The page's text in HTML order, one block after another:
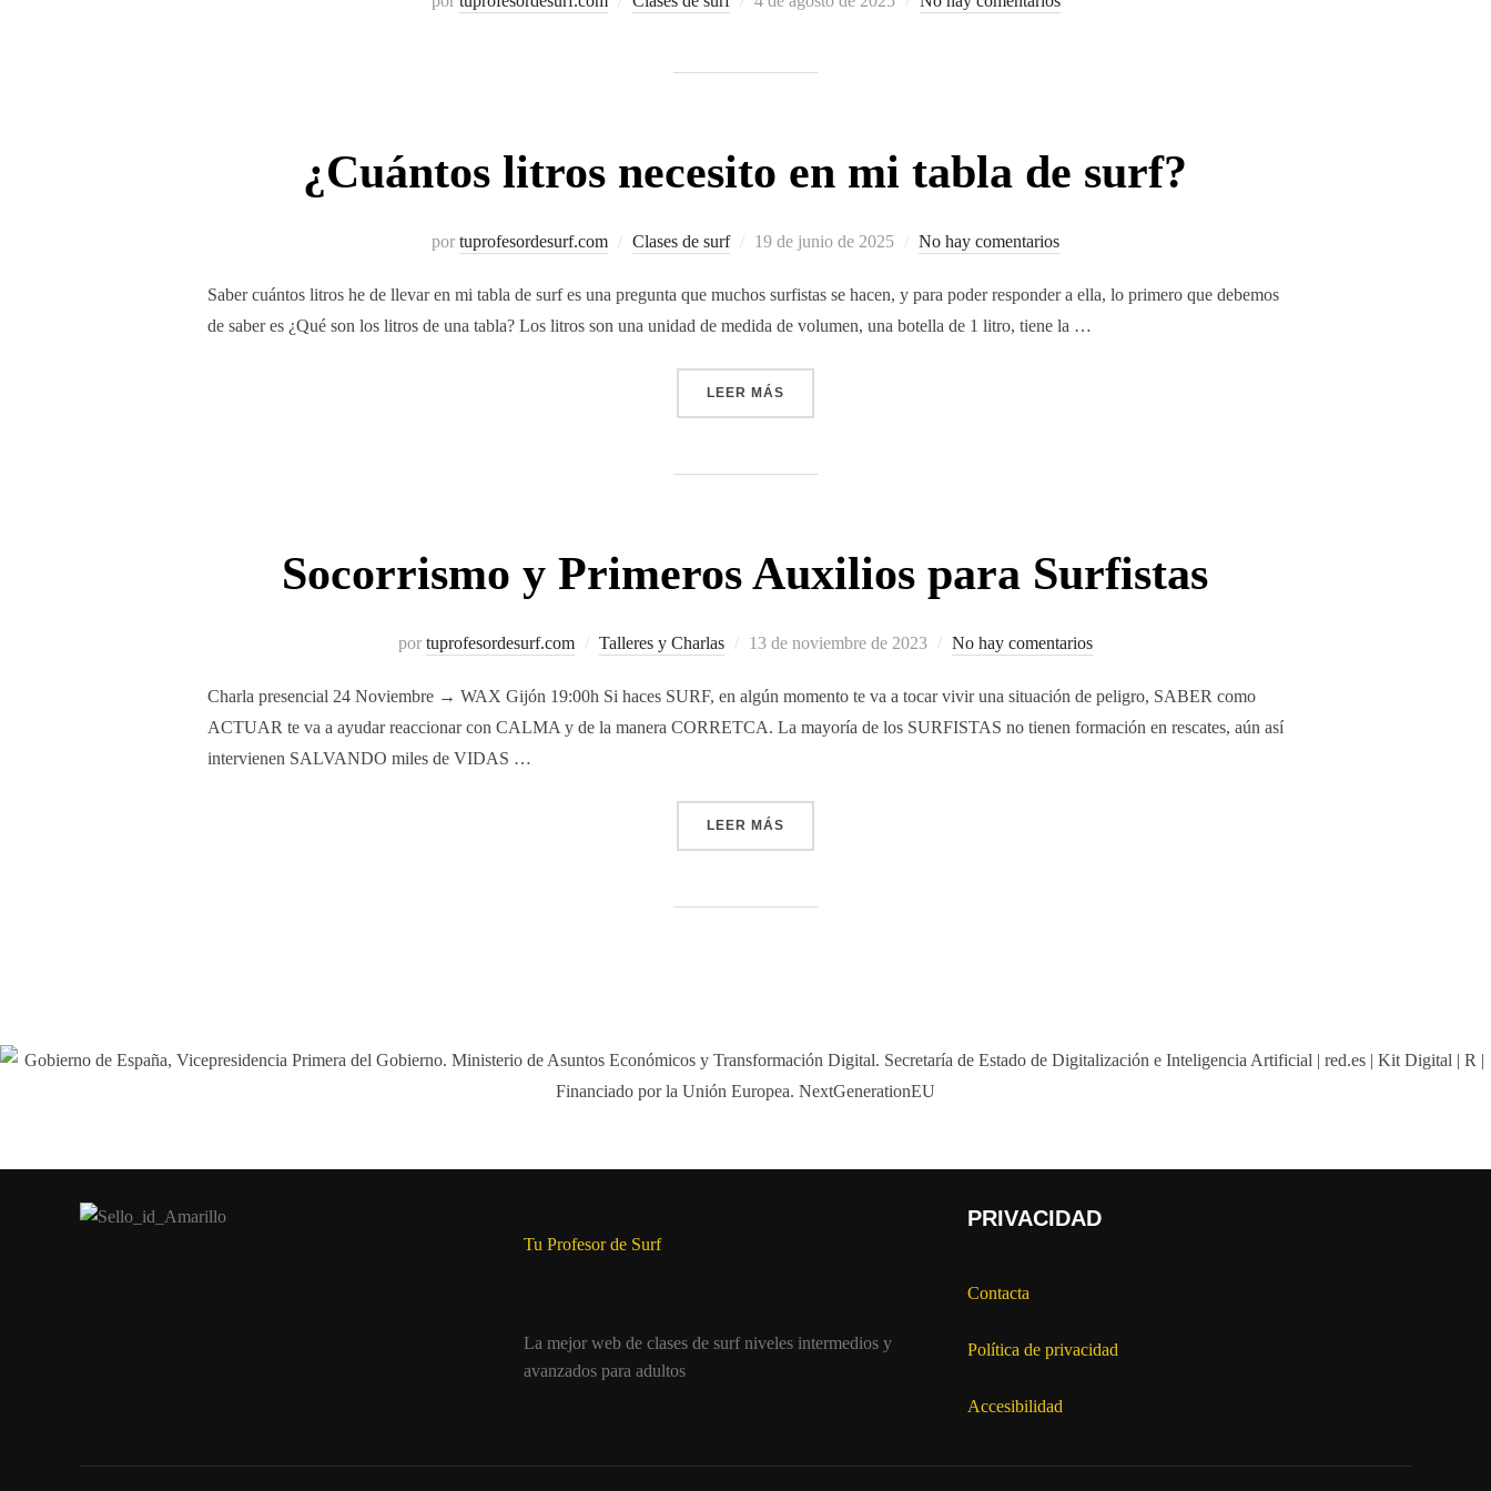
¿Cuántos litros necesito en mi tabla de surf?
por tuprofesordesurf.com Clases de surf
Publicado
19 de junio de 2025 No hay comentarios
Saber cuántos litros he de llevar en mi tabla de surf es una pregunta que muchos surfistas se hacen, y para poder responder a ella, lo primero que debemos
de saber es ¿Qué son los litros de una tabla? Los litros son una unidad de medida de volumen, una botella de 1 litro, tiene la …
LEER MÁS
Socorrismo y Primeros Auxilios para Surfistas
por tuprofesordesurf.com Talleres y Charlas
Publicado
13 de noviembre de 2023 No hay comentarios
Charla presencial 24 Noviembre → WAX Gijón 19:00h Si haces SURF, en algún momento te va a tocar vivir una situación de peligro, SABER como
ACTUAR te va a ayudar reaccionar con CALMA y de la manera CORRETCA. La mayoría de los SURFISTAS no tienen formación en rescates, aún así
intervienen SALVANDO miles de VIDAS …
LEER MÁS
Tu Profesor de Surf
La mejor web de clases de surf niveles intermedios y
avanzados para adultos
PRIVACIDAD
Contacta
Política de privacidad
Accesibilidad